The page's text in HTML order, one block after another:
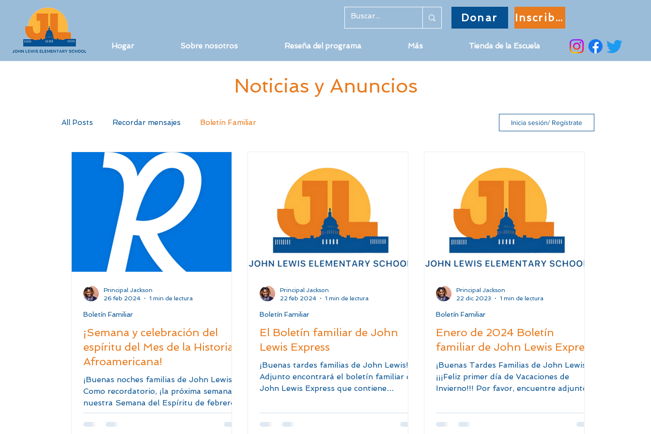
Noticias y Anuncios
All Posts Recordar mensajes Boletín Familiar Inicia sesión/ Regístrate
¡Semana y celebración del
espíritu del Mes de la Historia
Afroamericana!
¡Buenas noches familias de John Lewis!
Como recordatorio, ¡la próxima semana es
nuestra Semana del Espíritu de febrero
que celebra el Mes...
Boletín Familiar
Principal Jackson
26 feb 2024
1 min de lectura
El Boletín familiar de John
Lewis Express
¡Buenas tardes familias de John Lewis!
Adjunto encontrará el boletín familiar de
John Lewis Express que contiene
Boletín Familiar
Principal Jackson
22 feb 2024
1 min de lectura
Enero de 2024 Boletín
familiar de John Lewis Express
¡Buenas Tardes Familias de John Lewis!
¡¡¡Feliz primer día de Vacaciones de
Invierno!!! Por favor, encuentre adjunto,
Boletín Familiar
Principal Jackson
22 dic 2023
1 min de lectura
Donar Inscribir
Hogar Sobre nosotros Reseña del programa Más Tienda de la Escuela